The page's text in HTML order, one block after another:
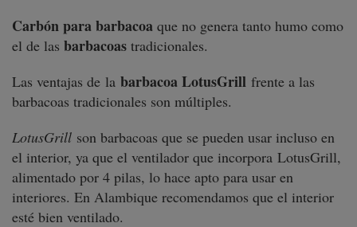
Carbón para barbacoa que no genera tanto humo como
el de las barbacoas tradicionales.
Las ventajas de la barbacoa LotusGrill frente a las
barbacoas tradicionales son múltiples.
LotusGrill son barbacoas que se pueden usar incluso en
el interior, ya que el ventilador que incorpora LotusGrill,
alimentado por 4 pilas, lo hace apto para usar en
interiores. En Alambique recomendamos que el interior
esté bien ventilado.